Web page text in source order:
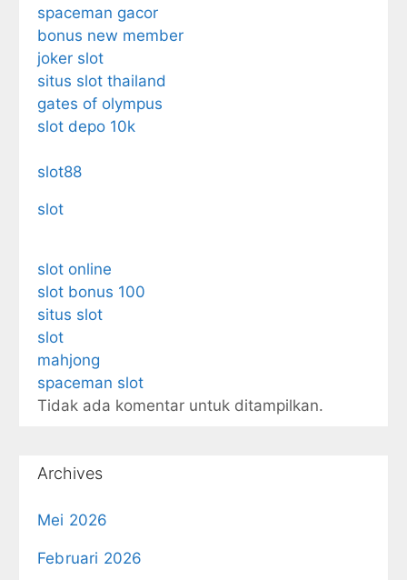
spaceman gacor
bonus new member
joker slot
situs slot thailand
gates of olympus
slot depo 10k
slot88
slot
slot online
slot bonus 100
situs slot
slot
mahjong
spaceman slot
Tidak ada komentar untuk ditampilkan.
Archives
Mei 2026
Februari 2026